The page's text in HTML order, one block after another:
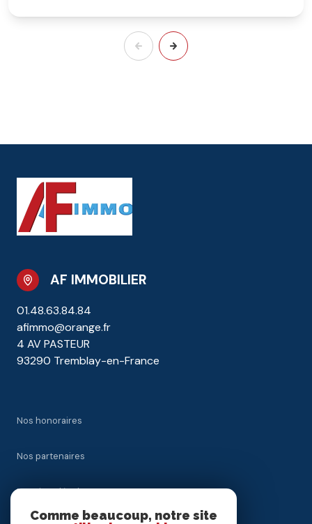
AF IMMOBILIER
01.48.63.84.84
afimmo@orange.fr
4 AV PASTEUR
93290 Tremblay-en-France
Nos honoraires
Nos partenaires
Mentions légales
Comme beaucoup, notre site